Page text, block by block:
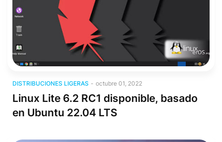
DISTRIBUCIONES LIGERAS - octubre 01, 2022
Linux Lite 6.2 RC1 disponible, basado
en Ubuntu 22.04 LTS